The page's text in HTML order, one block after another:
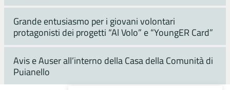
Grande entusiasmo per i giovani volontari
protagonisti dei progetti “Al Volo” e “YoungER Card”
Avis e Auser all’interno della Casa della Comunità di
Puianello